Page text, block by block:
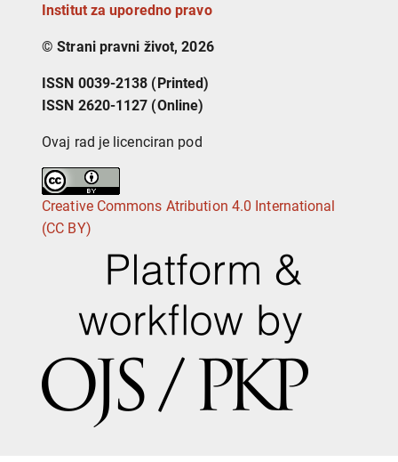
Institut za uporedno pravo
© Strani pravni život, 2026
ISSN 0039-2138 (Printed)
ISSN 2620-1127 (Online)
Ovaj rad je licenciran pod
Creative Commons Atribution 4.0 International
(CC BY)